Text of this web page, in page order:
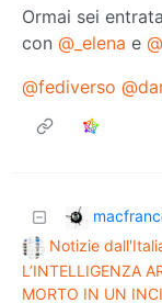
Ormai sei
con @_elena e
@fediverso
macfranc
Notizie
L’INTELLIGENZA
MORTO IN UN